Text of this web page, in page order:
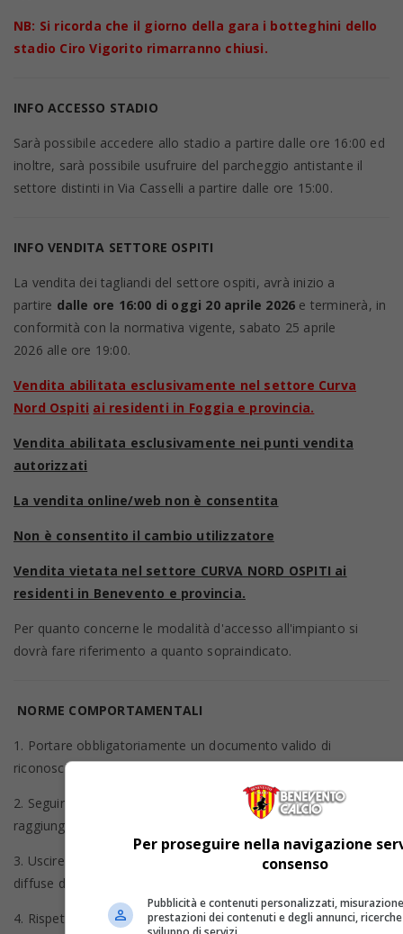
NB: Si ricorda che il giorno della gara i botteghini dello
stadio Ciro Vigorito rimarranno chiusi.
INFO ACCESSO STADIO
Sarà possibile accedere allo stadio a partire dalle ore 16:00 ed
inoltre, sarà possibile usufruire del parcheggio antistante il
settore distinti in Via Casselli a partire dalle ore 15:00.
INFO VENDITA SETTORE OSPITI
La vendita dei tagliandi del settore ospiti, avrà inizio a
partire dalle ore 16:00 di oggi 20 aprile 2026 e terminerà, in
conformità con la normativa vigente, sabato 25 aprile
2026 alle ore 19:00.
Vendita abilitata esclusivamente nel settore Curva
Nord Ospiti ai residenti in Foggia e provincia.
Vendita abilitata esclusivamente nei punti vendita
autorizzati
La vendita online/web non è consentita
Non è consentito il cambio utilizzatore
Vendita vietata nel settore CURVA NORD OSPITI ai
residenti in Benevento e provincia.
Per quanto concerne le modalità d'accesso all'impianto si
dovrà fare riferimento a quanto sopraindicato.
NORME COMPORTAMENTALI
1. Portare obbligatoriamente un documento valido di
riconoscimento;
2. Seguire la segnaletica e le indicazioni degli stewards per
raggiungere il proprio posto a sedere;
3. Uscire dall’impianto esclusivamente dopo le indicazioni
diffuse dallo speaker e fornite dagli stewards;
4. Rispettare il Regolamento d'Uso dello Stadio Ciro Vigorito.
Per proseguire nella navigazione
consenso
Pubblicità e contenuti personalizzati,
prestazioni dei contenuti e degli annunci,